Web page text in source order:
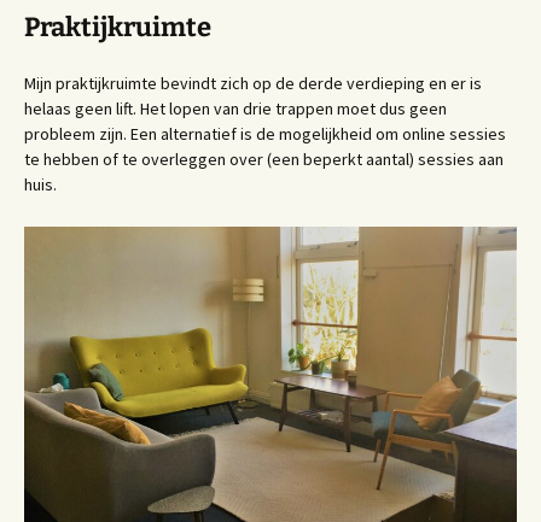
Praktijkruimte
Mijn praktijkruimte bevindt zich op de derde verdieping en er is
helaas geen lift. Het lopen van drie trappen moet dus geen
probleem zijn. Een alternatief is de mogelijkheid om online sessies
te hebben of te overleggen over (een beperkt aantal) sessies aan
huis.